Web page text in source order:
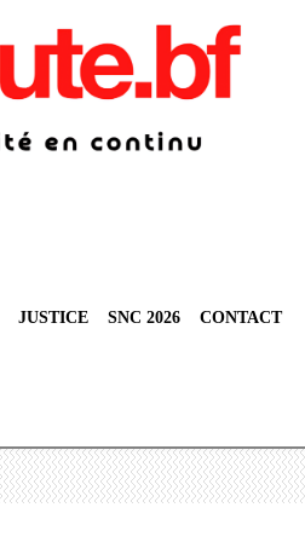
JUSTICE SNC 2026 CONTACT